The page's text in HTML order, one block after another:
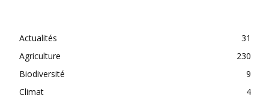
Actualités
31
Agriculture
230
Biodiversité
9
Climat
4